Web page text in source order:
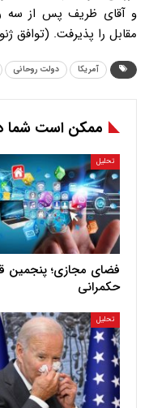
و آقای ظریف پس از سه
مقابل را پذیرفت. (توافق
آمریکا دولت روحانی
ممکن است شما
تحلیل
فضای مجازی؛ پنجمین
حکمرانی
تحلیل